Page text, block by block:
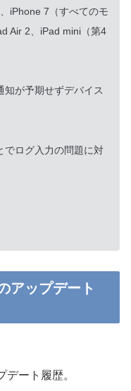
iPhone 7（すべてのモ
Air 2、iPad mini（第4
知が予期せずデバイス
でログ入力の問題に対
アップデート
ート履歴。